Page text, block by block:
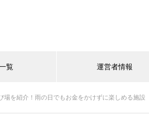
覧 運営者情報
場を紹介！雨の日でもお金をかけずに楽しめる施設